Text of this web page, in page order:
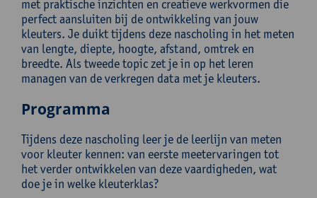
met praktische inzichten en creatieve werkvormen die
perfect aansluiten bij de ontwikkeling van jouw
kleuters. Je duikt tijdens deze nascholing in het meten
van lengte, diepte, hoogte, afstand, omtrek en
breedte. Als tweede topic zet je in op het leren
managen van de verkregen data met je kleuters.
Programma
Tijdens deze nascholing leer je de leerlijn van meten
voor kleuter kennen: van eerste meetervaringen tot
het verder ontwikkelen van deze vaardigheden, wat
doe je in welke kleuterklas?